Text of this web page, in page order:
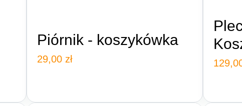
Piórnik - koszykówka
29,00 zł